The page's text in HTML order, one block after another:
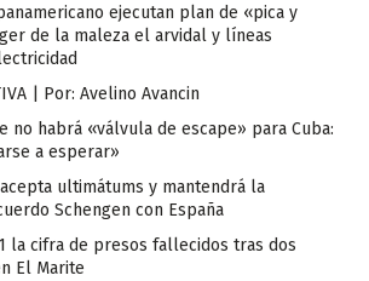
ejecutan plan de «pica y
de la maleza el arvidal y líneas
| Por: Avelino Avancin
no habrá «válvula de escape» para Cuba:
a esperar»
ultimátums y mantendrá la
Schengen con España
la cifra de presos fallecidos tras dos
El Marite